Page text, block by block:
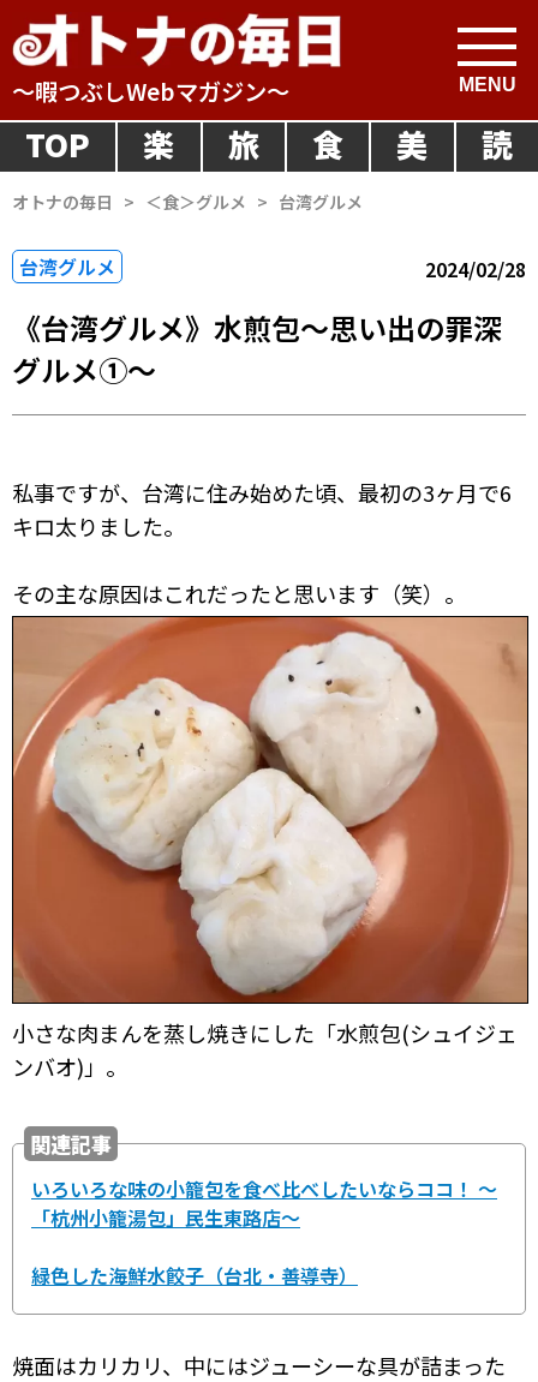
～暇つぶしWebマガジン～
TOP 楽 旅 食 美 読
オトナの毎日 > ＜食＞グルメ > 台湾グルメ
台湾グルメ 2024/02/28
《台湾グルメ》水煎包〜思い出の罪深
グルメ①〜
私事ですが、台湾に住み始めた頃、最初の3ヶ月で6
キロ太りました。
その主な原因はこれだったと思います（笑）。
小さな肉まんを蒸し焼きにした「水煎包(シュイジェ
ンバオ)」。
関連記事
いろいろな味の小籠包を食べ比べしたいならココ！ 〜
「杭州小籠湯包」民生東路店〜
緑色した海鮮水餃子（台北・善導寺）
焼面はカリカリ、中にはジューシーな具が詰まった